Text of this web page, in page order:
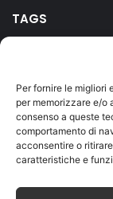
Per fornire le migliori
per memorizzare e/o
consenso a queste
comportamento di
acconsentire o
caratteristiche e
TAGS
Duomo Firenze
Milano
Sicilia terme